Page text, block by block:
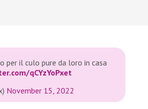
per il culo pure da loro in casa
qCYzYoPxet
November 15, 2022